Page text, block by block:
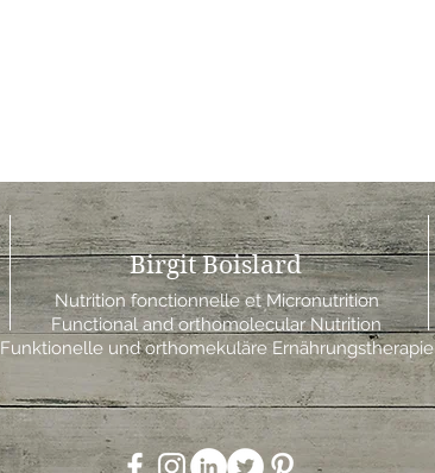
Birgit Boislard
Nutrition fonctionnelle et Micronutrition
Functional and orthomolecular Nutrition
Funktionelle und orthomekuläre Ernährungstherapie